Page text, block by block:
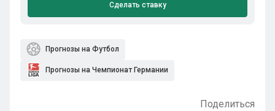
Сделать ставку
Прогнозы на Футбол
Прогнозы на Чемпионат Германии
Поделиться